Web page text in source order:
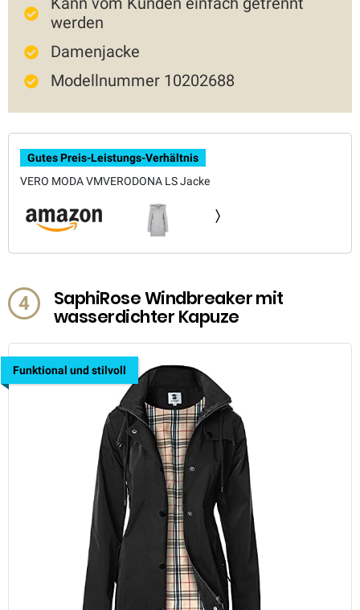
werden
Damenjacke
Modellnummer 10202688
Gutes Preis-Leistungs-Verhältnis
VERO MODA VMVERODONA LS Jacke
4 SaphiRose Windbreaker mit
wasserdichter Kapuze
Funktional und stilvoll